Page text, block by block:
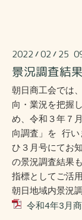
2022 /02 / 25
景況調査結
朝日商工会では
向・業況を把握
め、令和３年７
向調査」を 行い
ひ３月号にてお
の景況調査結果
指標としてご活
朝日地域内景況
令和4年3月